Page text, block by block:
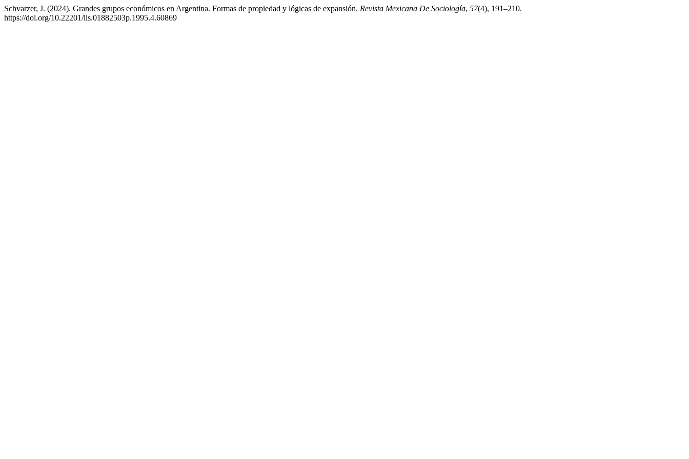
Schvarzer, J. (2024). Grandes grupos económicos en Argentina. Formas de propiedad y lógicas de expansión. Revista Mexicana De Sociología, 57(4), 191–210.
https://doi.org/10.22201/iis.01882503p.1995.4.60869